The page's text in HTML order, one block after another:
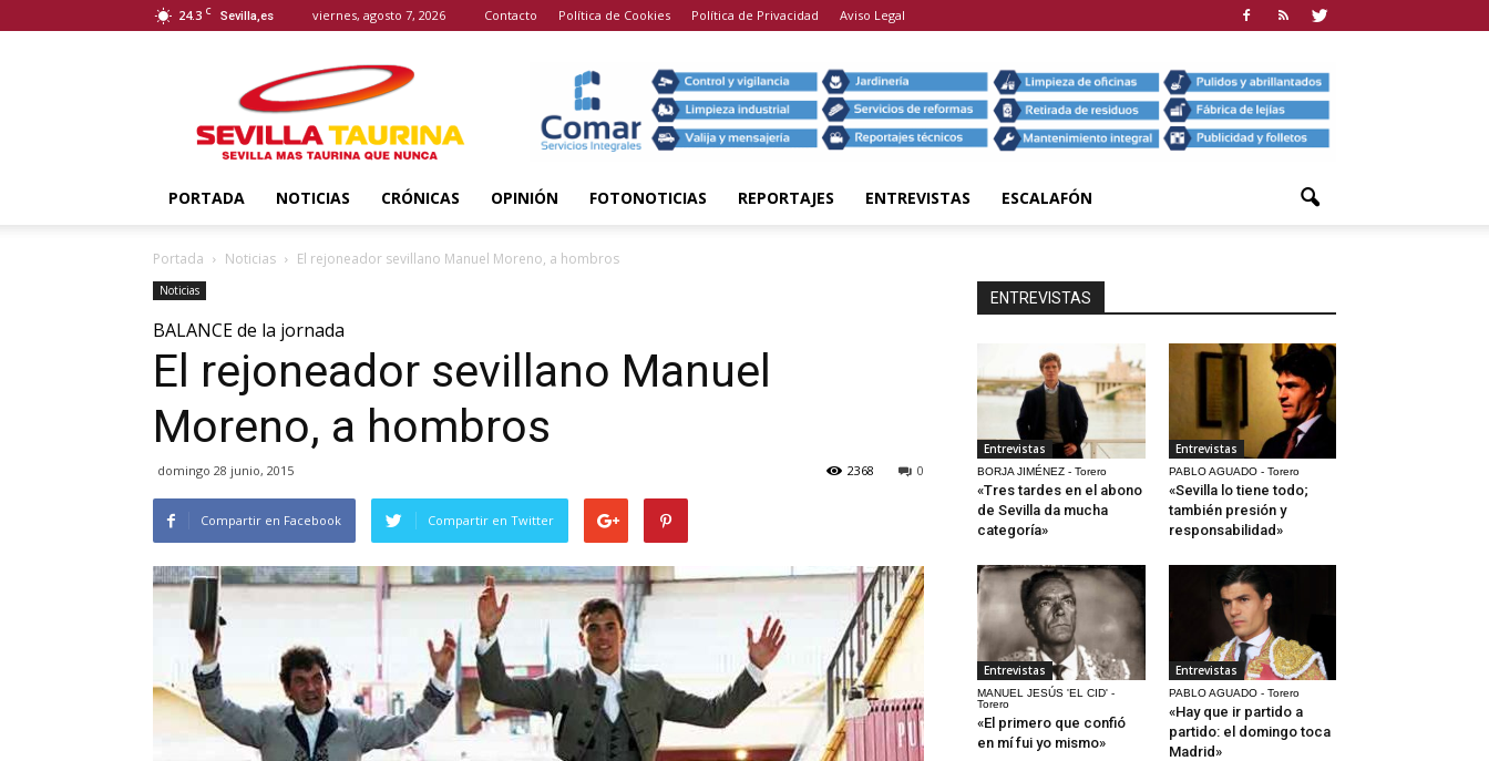
24.3 C Sevilla,es viernes, agosto 7, 2026 Contacto Política de Cookies Política de Privacidad Aviso Legal
Taurina
PORTADA NOTICIAS CRÓNICAS OPINIÓN FOTONOTICIAS REPORTAJES ENTREVISTAS ESCALAFÓN
Portada Noticias El rejoneador sevillano Manuel Moreno, a hombros
Noticias
BALANCE de la jornada
El rejoneador sevillano Manuel
Moreno, a hombros
domingo 28 junio, 2015 0
2368
Compartir en Facebook Compartir en Twitter
ENTREVISTAS
Entrevistas
BORJA JIMÉNEZ - Torero
«Tres tardes en el abono
de Sevilla da mucha
categoría»
Entrevistas
PABLO AGUADO - Torero
«Sevilla lo tiene todo;
también presión y
responsabilidad»
Entrevistas
MANUEL JESÚS 'EL CID' -
Torero
«El primero que confió
en mí fui yo mismo»
Entrevistas
PABLO AGUADO - Torero
«Hay que ir partido a
partido: el domingo toca
Madrid»